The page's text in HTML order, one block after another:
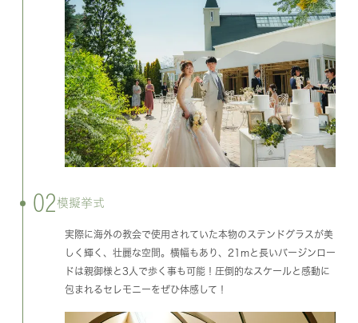
02 模擬挙式
実際に海外の教会で使用されていた本物のステンドグラスが美
しく輝く、壮麗な空間。横幅もあり、21mと長いバージンロー
ドは親御様と3人で歩く事も可能！圧倒的なスケールと感動に
包まれるセレモニーをぜひ体感して！